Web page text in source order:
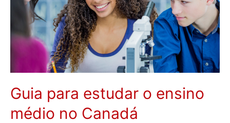
para
estudantes
internacionais?
Guia para estudar o ensino
médio no Canadá